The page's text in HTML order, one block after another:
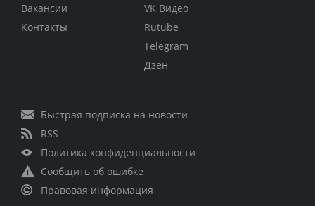
Вакансии
Контакты
VK Видео
Rutube
Telegram
Дзен
Быстрая подписка на новости
RSS
Политика конфиденциальности
Сообщить об ошибке
Правовая информация